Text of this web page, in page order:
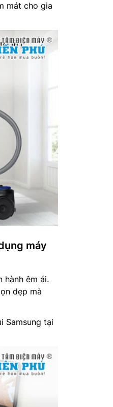
mát cho gia
máy
hành êm ái.
dẹp mà
Samsung tại